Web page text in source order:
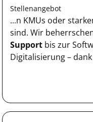
Stellenangebot
...n KMUs oder
sind. Wir
Support bis zur
Digitalisierung –